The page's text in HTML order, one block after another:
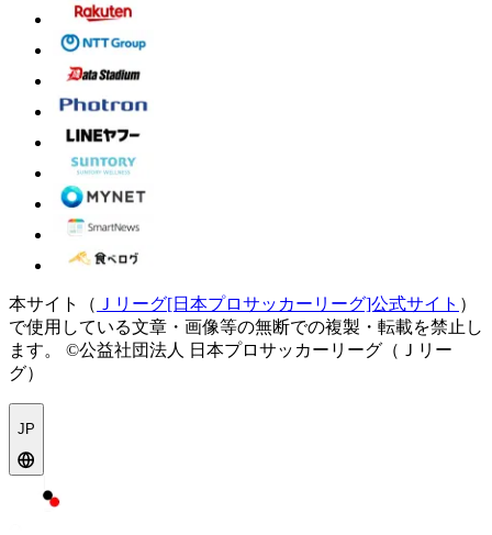
本サイト（ Ｊリーグ[日本プロサッカーリーグ]公式サイト ）
で使用している文章・画像等の無断での複製・転載を禁止し
ます。
©公益社団法人 日本プロサッカーリーグ（Ｊリー
グ）
JP